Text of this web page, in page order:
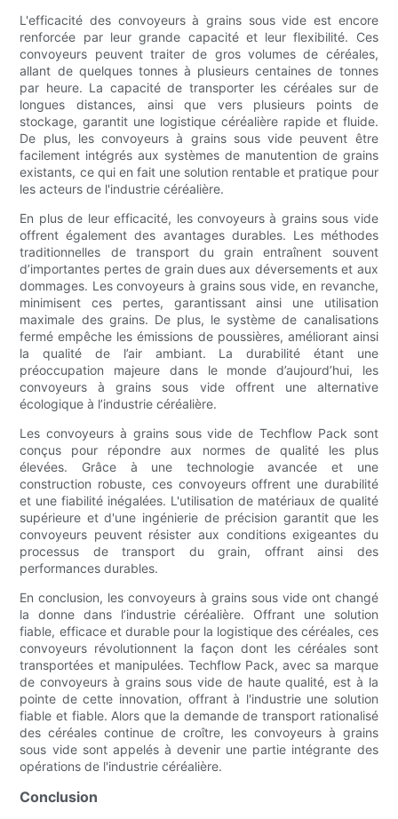
L'efficacité des convoyeurs à grains sous vide est encore
renforcée par leur grande capacité et leur flexibilité. Ces
convoyeurs peuvent traiter de gros volumes de céréales,
allant de quelques tonnes à plusieurs centaines de tonnes
par heure. La capacité de transporter les céréales sur de
longues distances, ainsi que vers plusieurs points de
stockage, garantit une logistique céréalière rapide et fluide.
De plus, les convoyeurs à grains sous vide peuvent être
facilement intégrés aux systèmes de manutention de grains
existants, ce qui en fait une solution rentable et pratique pour
les acteurs de l'industrie céréalière.
En plus de leur efficacité, les convoyeurs à grains sous vide
offrent également des avantages durables. Les méthodes
traditionnelles de transport du grain entraînent souvent
d’importantes pertes de grain dues aux déversements et aux
dommages. Les convoyeurs à grains sous vide, en revanche,
minimisent ces pertes, garantissant ainsi une utilisation
maximale des grains. De plus, le système de canalisations
fermé empêche les émissions de poussières, améliorant ainsi
la qualité de l’air ambiant. La durabilité étant une
préoccupation majeure dans le monde d’aujourd’hui, les
convoyeurs à grains sous vide offrent une alternative
écologique à l’industrie céréalière.
Les convoyeurs à grains sous vide de Techflow Pack sont
conçus pour répondre aux normes de qualité les plus
élevées. Grâce à une technologie avancée et une
construction robuste, ces convoyeurs offrent une durabilité
et une fiabilité inégalées. L'utilisation de matériaux de qualité
supérieure et d'une ingénierie de précision garantit que les
convoyeurs peuvent résister aux conditions exigeantes du
processus de transport du grain, offrant ainsi des
performances durables.
En conclusion, les convoyeurs à grains sous vide ont changé
la donne dans l’industrie céréalière. Offrant une solution
fiable, efficace et durable pour la logistique des céréales, ces
convoyeurs révolutionnent la façon dont les céréales sont
transportées et manipulées. Techflow Pack, avec sa marque
de convoyeurs à grains sous vide de haute qualité, est à la
pointe de cette innovation, offrant à l'industrie une solution
fiable et fiable. Alors que la demande de transport rationalisé
des céréales continue de croître, les convoyeurs à grains
sous vide sont appelés à devenir une partie intégrante des
opérations de l'industrie céréalière.
Conclusion